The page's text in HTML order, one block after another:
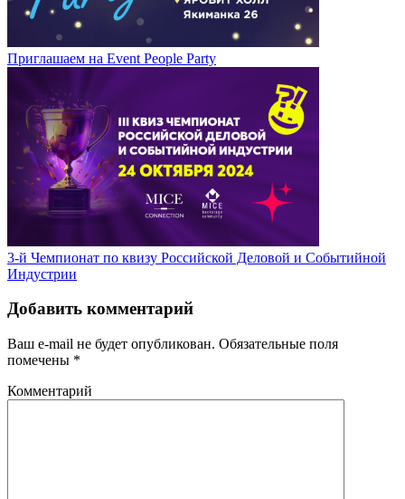
Приглашаем на Event People Party
3-й Чемпионат по квизу Российской Деловой и Событийной
Индустрии
Добавить комментарий
Ваш e-mail не будет опубликован. Обязательные поля
помечены *
Комментарий